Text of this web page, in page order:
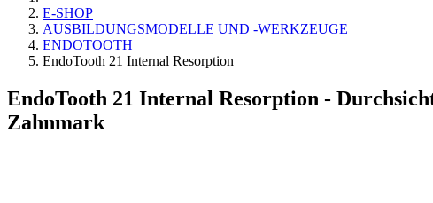
E-SHOP
AUSBILDUNGSMODELLE UND -WERKZEUGE
ENDOTOOTH
EndoTooth 21 Internal Resorption
EndoTooth 21 Internal Resorption -
Zahnmark